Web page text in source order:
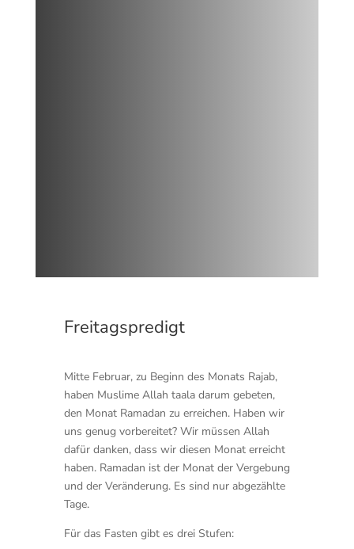
Freitagspredigt
Mitte Februar, zu Beginn des Monats Rajab,
haben Muslime Allah taala darum gebeten,
den Monat Ramadan zu erreichen. Haben wir
uns genug vorbereitet? Wir müssen Allah
dafür danken, dass wir diesen Monat erreicht
haben. Ramadan ist der Monat der Vergebung
und der Veränderung. Es sind nur abgezählte
Tage.
Für das Fasten gibt es drei Stufen: